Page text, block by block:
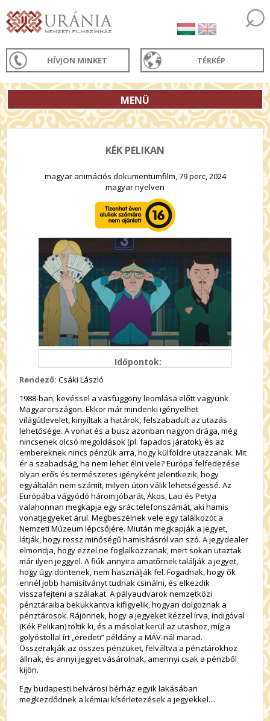
HÍVJON MINKET TÉRKÉP
MENÜ
KÉK PELIKAN
magyar animációs dokumentumfilm, 79 perc, 2024
magyar nyelven
Időpontok:
Rendező: Csáki László
1988-ban, kevéssel a vasfüggöny leomlása előtt vagyunk
Magyarországon. Ekkor már mindenki igényelhet
világútlevelet, kinyíltak a határok, felszabadult az utazás
lehetősége. A vonat és a busz azonban nagyon drága, még
nincsenek olcsó megoldások (pl. fapados járatok), és az
embereknek nincs pénzük arra, hogy külföldre utazzanak. Mit
ér a szabadság, ha nem lehet élni vele? Európa felfedezése
olyan erős és természetes igényként jelentkezik, hogy
egyáltalán nem számít, milyen úton válik lehetségessé. Az
Európába vágyódó három jóbarát, Ákos, Laci és Petya
valahonnan megkapja egy srác telefonszámát, aki hamis
vonatjegyeket árul. Megbeszélnek vele egy találkozót a
Nemzeti Múzeum lépcsőjére. Miután megkapják a jegyet,
látják, hogy rossz minőségű hamisításról van szó. A jegydealer
elmondja, hogy ezzel ne foglalkozzanak, mert sokan utaztak
már ilyen jeggyel. A fiúk annyira amatőrnek találják a jegyet,
hogy úgy döntenek, nem használják fel. Fogadnak, hogy ők
ennél jobb hamisítványt tudnak csinálni, és elkezdik
visszafejteni a szálakat. A pályaudvarok nemzetközi
pénztáraiba bekukkantva kifigyelik, hogyan dolgoznak a
pénztárosok. Rájönnek, hogy a jegyeket kézzel írva, indigóval
(Kék Pelikan) töltik ki, és a másolat kerül az utashoz, míg a
golyóstollal írt „eredeti” példány a MÁV-nál marad.
Összerakják az összes pénzüket, felváltva a pénztárokhoz
állnak, és annyi jegyet vásárolnak, amennyi csak a pénzből
kijön.
Egy budapesti belvárosi bérház egyik lakásában
megkezdődnek a kémiai kísérletezések a jegyekkel…